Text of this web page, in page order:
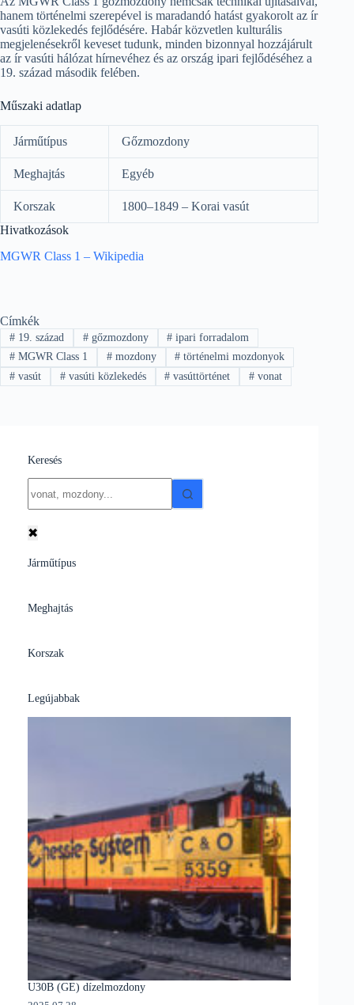
hanem történelmi szerepével is maradandó hatást gyakorolt az ír
vasúti közlekedés fejlődésére. Habár közvetlen kulturális
megjelenésekről keveset tudunk, minden bizonnyal hozzájárult
az ír vasúti hálózat hírnevéhez és az ország ipari fejlődéséhez a
19. század második felében.
Műszaki adatlap
Járműtípus Gőzmozdony
Meghajtás Egyéb
Korszak
1800–1849 – Korai vasút
Hivatkozások
MGWR Class 1 – Wikipedia
Címkék
#19. század #gőzmozdony # ipari forradalom
#MGWR Class 1 #mozdony # történelmi mozdonyok
#vasút #vasúti közlekedés # vasúttörténet # vonat
Keresés
results
✖
Járműtípus
Meghajtás
Korszak
Legújabbak
U30B (GE) dízelmozdony